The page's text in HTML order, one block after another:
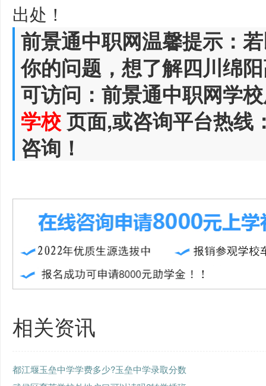
出处！
前景通中职网温馨提示：
你的问题，想了解四川绵
可访问：前景通中职网学
学校页面,或咨询平台热线
咨询！
相关资讯
都江堰玉垒中学学费多少?玉垒中学录取分数